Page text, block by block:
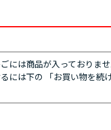
には商品が入っておりませ
には下の 「お買い物を続